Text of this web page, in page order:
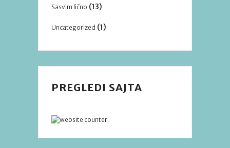
Sasvim lično (13)
Uncategorized (1)
PREGLEDI SAJTA